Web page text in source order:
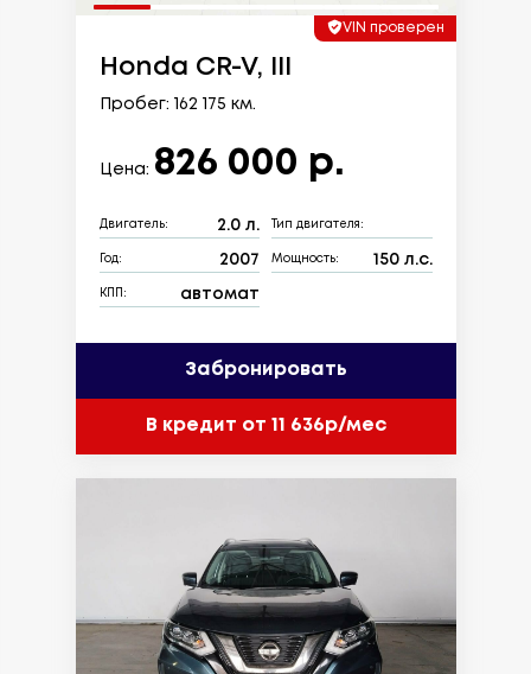
VIN проверен
Honda CR-V, III
Пробег: 162 175 км.
Цена: 826 000 р.
Двигатель: 2.0 л. Тип двигателя:
Год: 2007 Мощность: 150 л.с.
КПП: автомат
Забронировать
В кредит от 11 636р/мес